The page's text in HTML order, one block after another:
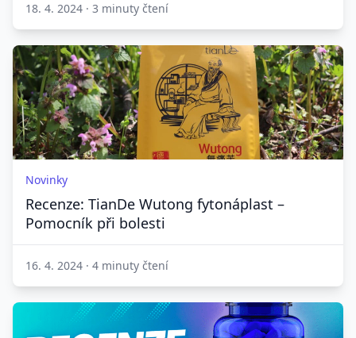
18. 4. 2024 · 3 minuty čtení
Novinky
Recenze: TianDe Wutong fytonáplast –
Pomocník při bolesti
16. 4. 2024 · 4 minuty čtení